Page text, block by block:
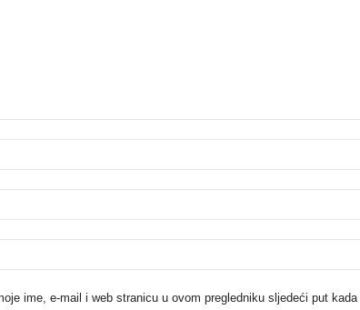
ime, e-mail i web stranicu u ovom pregledniku sljedeći put kada